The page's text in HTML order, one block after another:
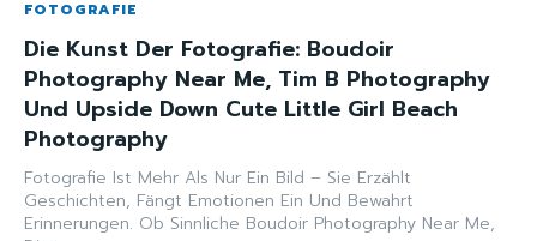
FOTOGRAFIE
Die Kunst Der Fotografie: Boudoir
Photography Near Me, Tim B Photography
Und Upside Down Cute Little Girl Beach
Photography
Fotografie Ist Mehr Als Nur Ein Bild – Sie Erzählt
Geschichten, Fängt Emotionen Ein Und Bewahrt
Erinnerungen. Ob Sinnliche Boudoir Photography Near Me,